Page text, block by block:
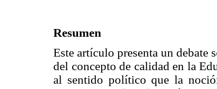
Resumen
Este artículo presenta un debate
del concepto de calidad en la
al sentido político que la